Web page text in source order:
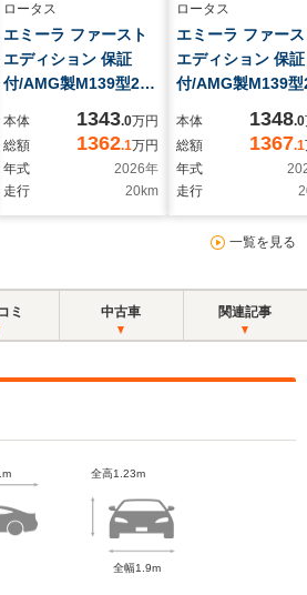
ロータス
エミーラ ファースト
エディション 保証
付/AMG製M139型2リ
365PS&8速DCT/タン
レザー/ブラックレザ
ーステアリング/20イ
ータイヤ
本体 1343.0万円
総額
1362.1万円
年式
2026年
走行
20km
ロータス
エミーラ ファー
エディション 保証
付/AMG製M139型
365PS&8速DCT/
スグレーレザー/
ーTDCマークブラ
ク鍛造シルバーホ
ー/ツアーサス&グ
イヤータイヤ
本体 1348.0
総額
1367.1
年式
走行
一覧を見る
ミ 中古車 関連記事
全高1.23m
全幅1.9m